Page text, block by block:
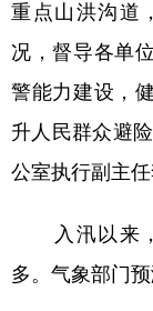
重点山洪沟道
况，督导各单
警能力建设，
升人民群众避
公室执行副主任
入汛以来，
多。气象部门